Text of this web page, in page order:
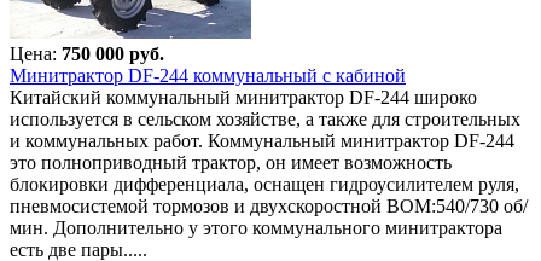
Цена: 750 000 руб.
Минитрактор DF-244 коммунальный с кабиной
Китайский коммунальный минитрактор DF-244 широко
используется в сельском хозяйстве, а также для строительных
и коммунальных работ. Коммунальный минитрактор DF-244
это полноприводный трактор, он имеет возможность
блокировки дифференциала, оснащен гидроусилителем руля,
пневмосистемой тормозов и двухскоростной ВОМ:540/730 об/
мин. Дополнительно у этого коммунального минитрактора
есть две пары.....